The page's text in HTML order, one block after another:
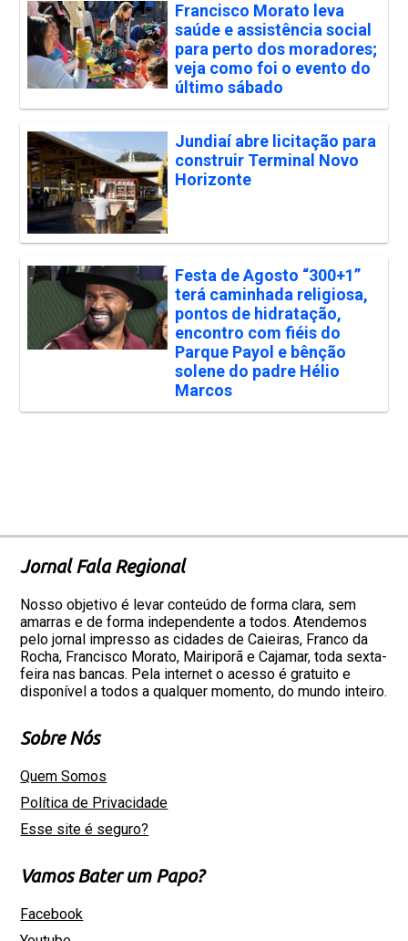
Francisco Morato leva
saúde e assistência social
para perto dos moradores;
veja como foi o evento do
último sábado
Jundiaí abre licitação para
construir Terminal Novo
Horizonte
Festa de Agosto “300+1”
terá caminhada religiosa,
pontos de hidratação,
encontro com fiéis do
Parque Payol e bênção
solene do padre Hélio
Marcos
Jornal Fala Regional
Nosso objetivo é levar conteúdo de forma clara, sem
amarras e de forma independente a todos. Atendemos
pelo jornal impresso as cidades de Caieiras, Franco da
Rocha, Francisco Morato, Mairiporã e Cajamar, toda sexta-
feira nas bancas. Pela internet o acesso é gratuito e
disponível a todos a qualquer momento, do mundo inteiro.
Sobre Nós
Quem Somos
Política de Privacidade
Esse site é seguro?
Vamos Bater um Papo?
Facebook